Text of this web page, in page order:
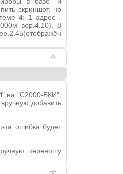
скриншот, но
4: 1 адрес -
000м вер.4.10), 8
на "С2000-БКИ",
добавить
ошибка будет
переношу